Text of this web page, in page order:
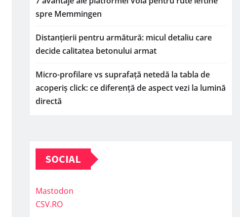
spre Memmingen
Distanțierii pentru armătură: micul detaliu care
decide calitatea betonului armat
Micro-profilare vs suprafață netedă la tabla de
acoperiș click: ce diferență de aspect vezi la lumină
directă
SOCIAL
Mastodon
CSV.RO